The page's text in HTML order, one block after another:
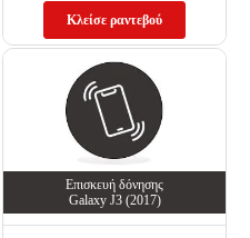
Κλείσε ραντεβού
Επισκευή δόνησης
Galaxy J3 (2017)